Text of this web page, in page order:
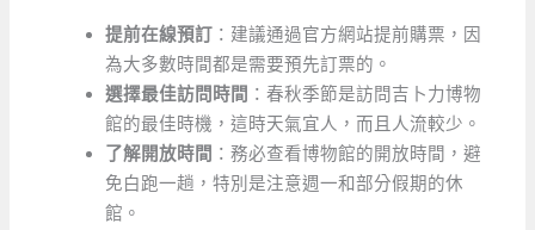
提前在線預訂 ：建議通過官方網站提前購票，因
為大多數時間都是需要預先訂票的。
選擇最佳訪問時間 ：春秋季節是訪問吉卜力博物
館的最佳時機，這時天氣宜人，而且人流較少。
了解開放時間 ：務必查看博物館的開放時間，避
免白跑一趟，特別是注意週一和部分假期的休
館。